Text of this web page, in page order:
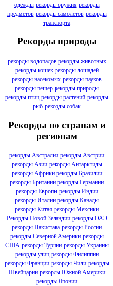
одежды рекорды оружия рекорды
предметов рекорды самолетов рекорды
транспорта
Рекорды природы
рекорды водопадов рекорды животных
рекорды кошек рекорды лошадей
рекорды насекомых рекорды пауков
рекорды пещер рекорды природы
рекорды птиц рекорды растений рекорды
рыб рекорды собак
Рекорды по странам и
регионам
рекорды Австралии рекорды Австрии
рекорды Азии рекорды Антарктиды
рекорды Африки рекорды Бразилии
рекорды Британии рекорды Германии
рекорды Европы рекорды Индии
рекорды Италии рекорды Канады
рекорды Китая рекорды Мексики
Рекорды Новой Зеландии рекорды ОАЭ
рекорды Пакистана рекорды России
рекорды Северной Америки рекорды
США рекорды Турции рекорды Украины
рекорды улиц рекорды Филиппин
рекорды Франции рекорды Чили рекорды
Швейцарии рекорды Южной Америки
рекорды Японии